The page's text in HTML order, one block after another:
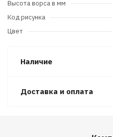
Высота ворса в мм
Код рисунка
Цвет
Наличие
Доставка и оплата